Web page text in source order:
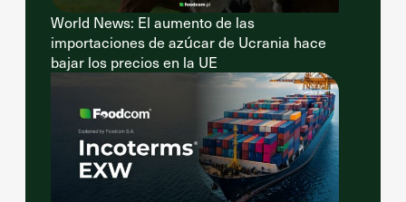
World News: El aumento de las
importaciones de azúcar de Ucrania hace
bajar los precios en la UE